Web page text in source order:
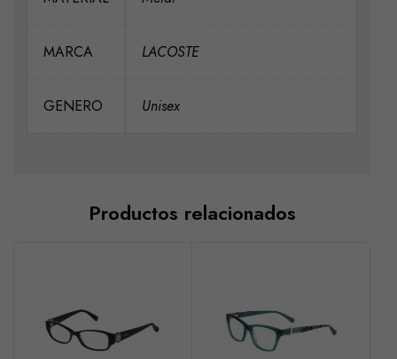
MARCA LACOSTE
GENERO Unisex
Productos relacionados